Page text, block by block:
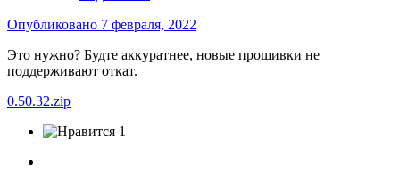
Опубликовано 7 февраля, 2022
Это нужно? Будте аккуратнее, новые прошивки не
поддерживают откат.
0.50.32.zip
1